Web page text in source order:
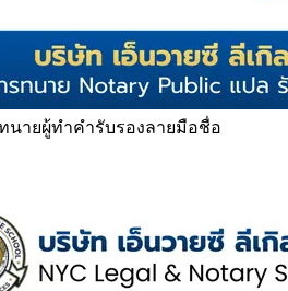
นายผู้ทำคำรับรองลายมือชื่อ